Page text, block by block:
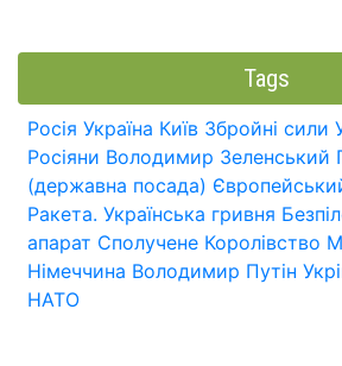
Tags
Росія Україна Київ Збройні сили
Росіяни Володимир Зеленський
(державна посада)
Ракета. Українська гривня
апарат Сполучене Королівство
Німеччина Володимир Путін
НАТО